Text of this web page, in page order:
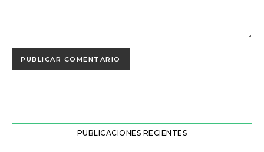
PUBLICACIONES RECIENTES